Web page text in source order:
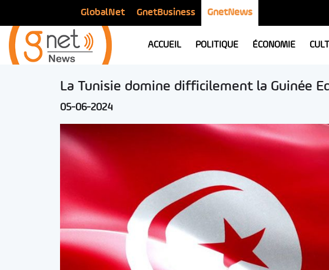
GlobalNet GnetBusiness GnetNews
ACCUEIL POLITIQUE ÉCONOMIE
La Tunisie domine difficilement la Guinée
05-06-2024